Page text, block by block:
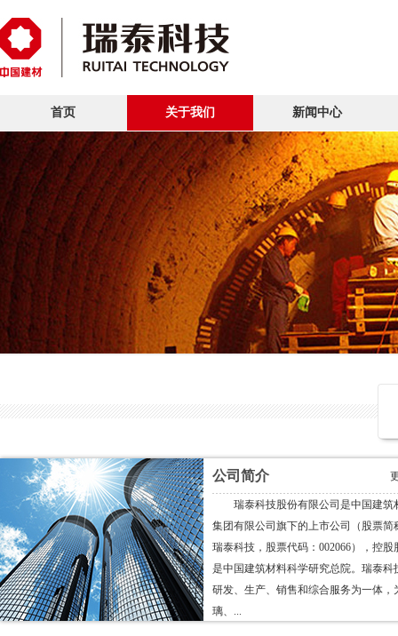
首页 关于我们 新闻中心
公司简介
瑞泰科技股份有限公司是中国建筑
集团有限公司旗下的上市公司（股票简
瑞泰科技，股票代码：002066），控股
是中国建筑材料科学研究总院。瑞泰科
研发、生产、销售和综合服务为一体，
璃、...